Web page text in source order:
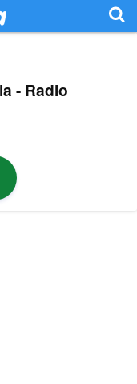
- Radio